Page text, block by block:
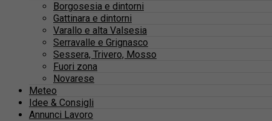
Borgosesia e dintorni
Gattinara e dintorni
Varallo e alta Valsesia
Serravalle e Grignasco
Sessera, Trivero, Mosso
Fuori zona
Novarese
Meteo
Idee & Consigli
Annunci Lavoro